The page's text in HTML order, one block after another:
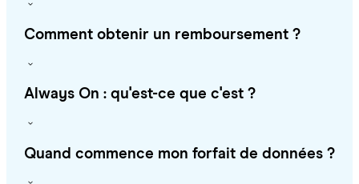
Comment obtenir un remboursement ?
Always On : qu'est-ce que c'est ?
Quand commence mon forfait de données ?